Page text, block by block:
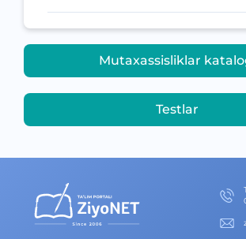
Mutaxassisliklar
Testlar